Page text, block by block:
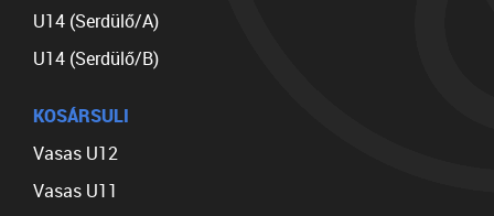
U14 (Serdülő/A)
U14 (Serdülő/B)
KOSÁRSULI
Vasas U12
Vasas U11